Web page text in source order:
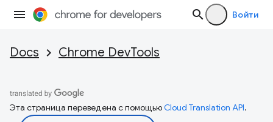
Войти
Docs Chrome DevTools
Эта страница переведена с помощьюCloud Translation API.